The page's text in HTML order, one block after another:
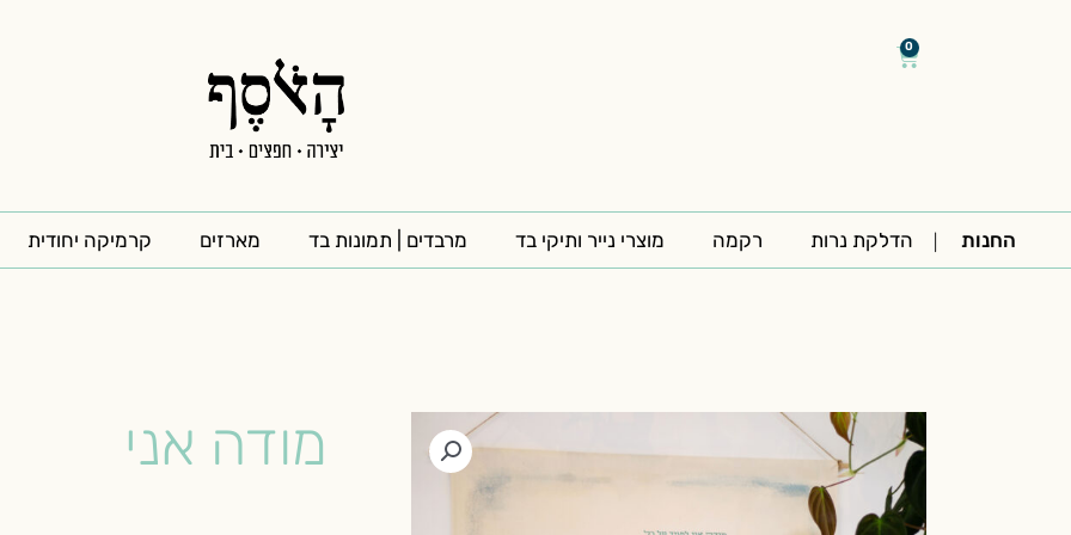
0
עגלת
החנות הדלקת נרות רקמה מוצרי נייר ותיקי בד מרבדים | תמונות בד מארזים קרמיקה יחודית
מודה אני